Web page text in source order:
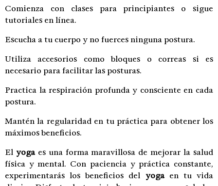
Comienza con clases para principiantes o sigue
tutoriales en línea.
Escucha a tu cuerpo y no fuerces ninguna postura.
Utiliza accesorios como bloques o correas si es
necesario para facilitar las posturas.
Practica la respiración profunda y consciente en cada
postura.
Mantén la regularidad en tu práctica para obtener los
máximos beneficios.
El yogaes una forma maravillosa de mejorar la salud
física y mental. Con paciencia y práctica constante,
experimentarás los beneficios del yogaen tu vida